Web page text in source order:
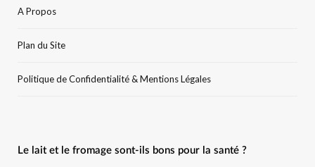
A Propos
Plan du Site
Politique de Confidentialité & Mentions Légales
Le lait et le fromage sont-ils bons pour la santé ?